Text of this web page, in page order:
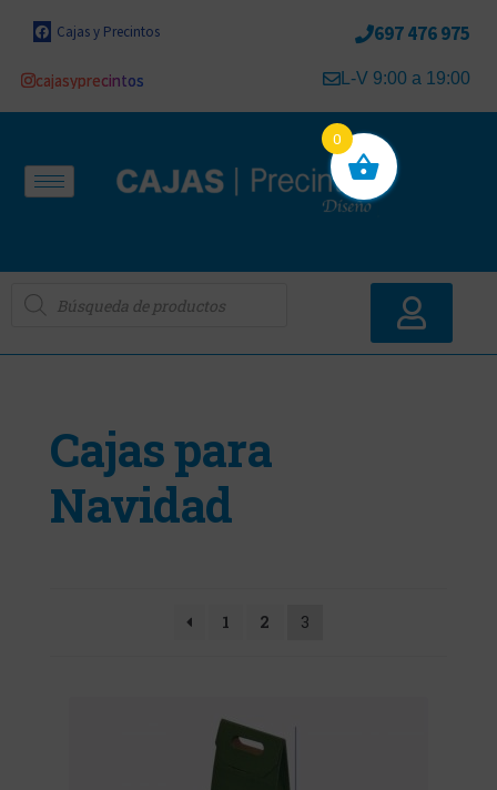
Cajas y Precintos
cajasyprecintos
697 476 975
L-V 9:00 a 19:00
Cajas para
Navidad
1 2 3
0